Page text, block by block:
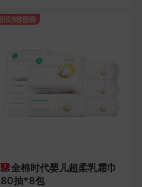
全棉时代婴儿超柔乳霜巾
80抽*8包